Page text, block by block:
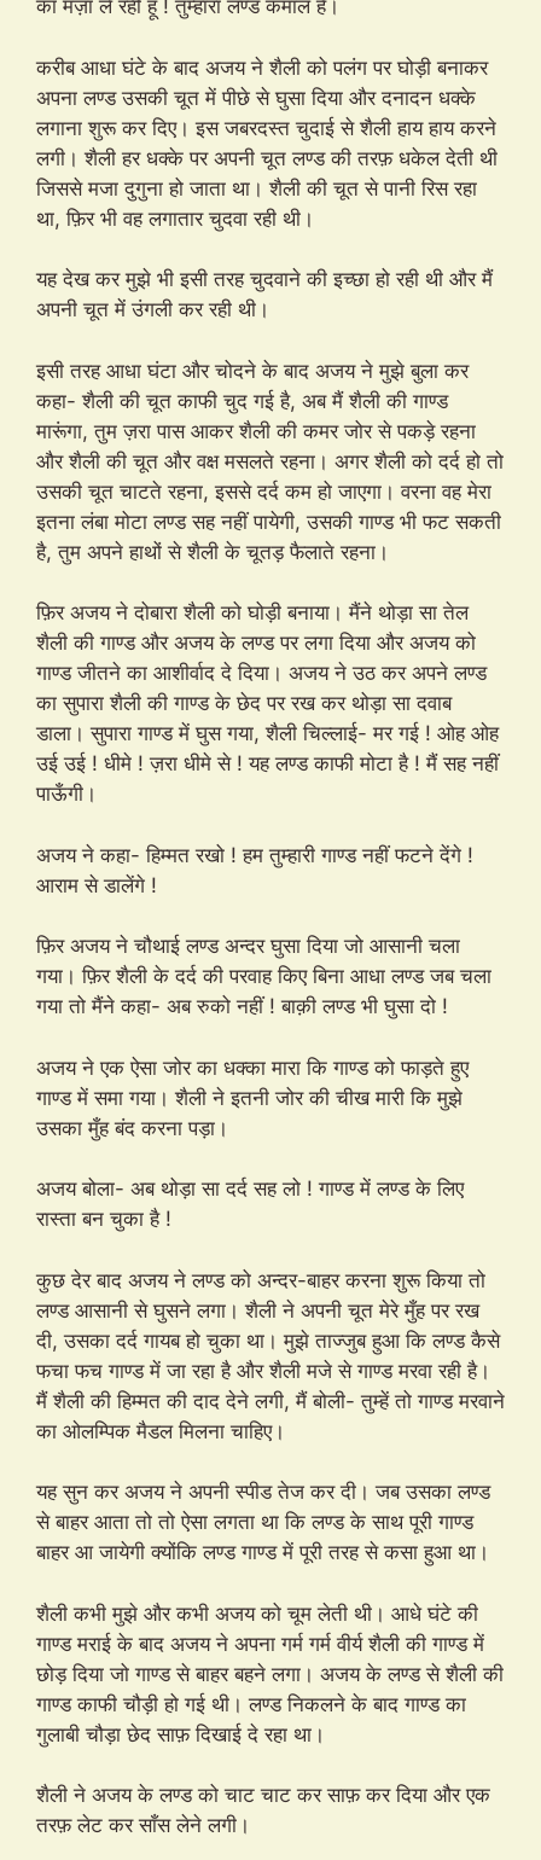
का मज़ा ले रही हूँ ! तुम्हारा लण्ड कमाल है।
करीब आधा घंटे के बाद अजय ने शैली को पलंग पर घोड़ी बनाकर
अपना लण्ड उसकी चूत में पीछे से घुसा दिया और दनादन धक्के
लगाना शुरू कर दिए। इस जबरदस्त चुदाई से शैली हाय हाय करने
लगी। शैली हर धक्के पर अपनी चूत लण्ड की तरफ़ धकेल देती थी
जिससे मजा दुगुना हो जाता था। शैली की चूत से पानी रिस रहा
था, फ़िर भी वह लगातार चुदवा रही थी।
यह देख कर मुझे भी इसी तरह चुदवाने की इच्छा हो रही थी और मैं
अपनी चूत में उंगली कर रही थी।
इसी तरह आधा घंटा और चोदने के बाद अजय ने मुझे बुला कर
कहा- शैली की चूत काफी चुद गई है, अब मैं शैली की गाण्ड
मारूंगा, तुम ज़रा पास आकर शैली की कमर जोर से पकड़े रहना
और शैली की चूत और वक्ष मसलते रहना। अगर शैली को दर्द हो तो
उसकी चूत चाटते रहना, इससे दर्द कम हो जाएगा। वरना वह मेरा
इतना लंबा मोटा लण्ड सह नहीं पायेगी, उसकी गाण्ड भी फट सकती
है, तुम अपने हाथों से शैली के चूतड़ फैलाते रहना।
फ़िर अजय ने दोबारा शैली को घोड़ी बनाया। मैंने थोड़ा सा तेल
शैली की गाण्ड और अजय के लण्ड पर लगा दिया और अजय को
गाण्ड जीतने का आशीर्वाद दे दिया। अजय ने उठ कर अपने लण्ड
का सुपारा शैली की गाण्ड के छेद पर रख कर थोड़ा सा दवाब
डाला। सुपारा गाण्ड में घुस गया, शैली चिल्लाई- मर गई ! ओह ओह
उई उई ! धीमे ! ज़रा धीमे से ! यह लण्ड काफी मोटा है ! मैं सह नहीं
पाऊँगी।
अजय ने कहा- हिम्मत रखो ! हम तुम्हारी गाण्ड नहीं फटने देंगे !
आराम से डालेंगे !
फ़िर अजय ने चौथाई लण्ड अन्दर घुसा दिया जो आसानी चला
गया। फ़िर शैली के दर्द की परवाह किए बिना आधा लण्ड जब चला
गया तो मैंने कहा- अब रुको नहीं ! बाक़ी लण्ड भी घुसा दो !
अजय ने एक ऐसा जोर का धक्का मारा कि गाण्ड को फाड़ते हुए
गाण्ड में समा गया। शैली ने इतनी जोर की चीख मारी कि मुझे
उसका मुँह बंद करना पड़ा।
अजय बोला- अब थोड़ा सा दर्द सह लो ! गाण्ड में लण्ड के लिए
रास्ता बन चुका है !
कुछ देर बाद अजय ने लण्ड को अन्दर-बाहर करना शुरू किया तो
लण्ड आसानी से घुसने लगा। शैली ने अपनी चूत मेरे मुँह पर रख
दी, उसका दर्द गायब हो चुका था। मुझे ताज्जुब हुआ कि लण्ड कैसे
फचा फच गाण्ड में जा रहा है और शैली मजे से गाण्ड मरवा रही है।
मैं शैली की हिम्मत की दाद देने लगी, मैं बोली- तुम्हें तो गाण्ड मरवाने
का ओलम्पिक मैडल मिलना चाहिए।
यह सुन कर अजय ने अपनी स्पीड तेज कर दी। जब उसका लण्ड
से बाहर आता तो तो ऐसा लगता था कि लण्ड के साथ पूरी गाण्ड
बाहर आ जायेगी क्योंकि लण्ड गाण्ड में पूरी तरह से कसा हुआ था।
शैली कभी मुझे और कभी अजय को चूम लेती थी। आधे घंटे की
गाण्ड मराई के बाद अजय ने अपना गर्म गर्म वीर्य शैली की गाण्ड में
छोड़ दिया जो गाण्ड से बाहर बहने लगा। अजय के लण्ड से शैली की
गाण्ड काफी चौड़ी हो गई थी। लण्ड निकलने के बाद गाण्ड का
गुलाबी चौड़ा छेद साफ़ दिखाई दे रहा था।
शैली ने अजय के लण्ड को चाट चाट कर साफ़ कर दिया और एक
तरफ़ लेट कर साँस लेने लगी।